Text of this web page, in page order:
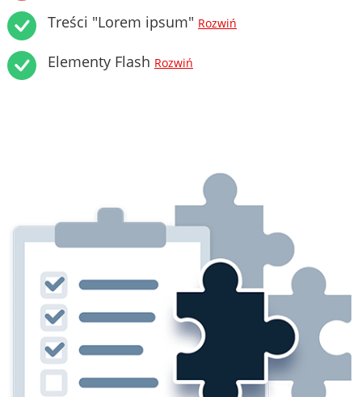
Treści "Lorem ipsum" Rozwiń
Elementy Flash Rozwiń